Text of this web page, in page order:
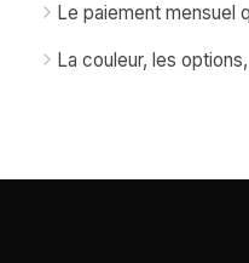
Le paiement mensuel
La couleur, les